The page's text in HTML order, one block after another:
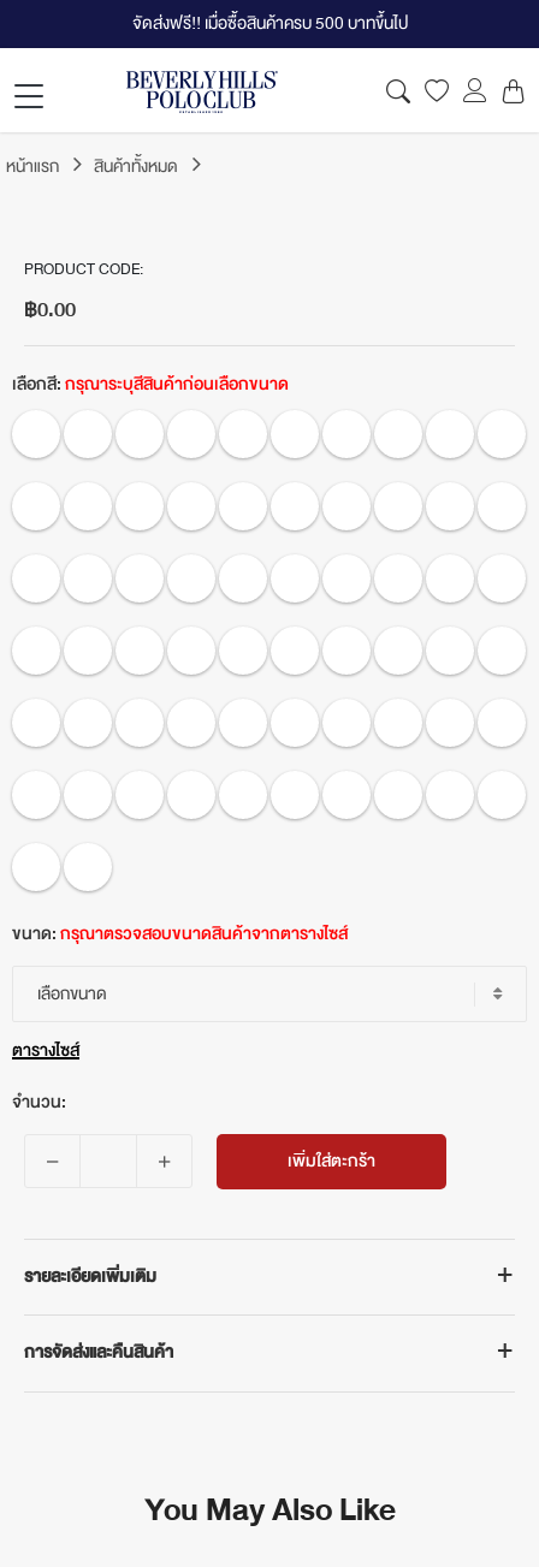
จัดส่งฟรี!! เมื่อซื้อสินค้าครบ 500 บาทขึ้นไป
หน้าแรก สินค้าทั้งหมด
PRODUCT CODE:
฿0.00
เลือกสี:กรุณาระบุสีสินค้าก่อนเลือกขนาด
ขนาด:กรุณาตรวจสอบขนาดสินค้าจากตารางไซส์
เลือกขนาด
ตารางไซส์
จำนวน:
เพิ่มใส่ตะกร้า
รายละเอียดเพิ่มเติม
การจัดส่งและคืนสินค้า
การจัดส่งสินค้า
กรณีต้องการเปลี่ยนหรือคืนสินค้า
สามารถติดต่อได้ที่ฝ่ายบริการลูกค้าของเราทาง LINE @bhpcthailand
You May Also Like